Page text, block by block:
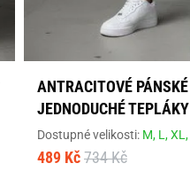
ANTRACITOVÉ PÁNSKÉ
JEDNODUCHÉ TEPLÁKY
Dostupné velikosti: M, L,XL,
489 Kč 734 Kč